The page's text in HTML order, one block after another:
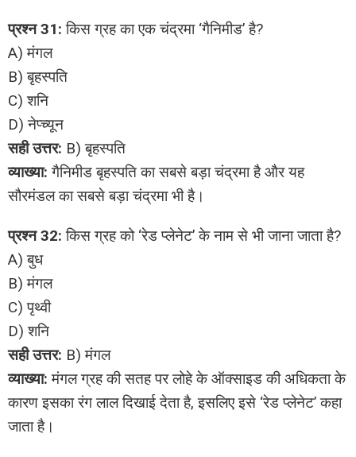
प्रश्न 31: किस ग्रह का एक चंद्रमा ‘गैनिमीड’ है?
A) मंगल
B) बृहस्पति
C) शनि
D) नेप्च्यून
सही उत्तर: B) बृहस्पति
व्याख्या: गैनिमीड बृहस्पति का सबसे बड़ा चंद्रमा है और यह
सौरमंडल का सबसे बड़ा चंद्रमा भी है।
प्रश्न 32: किस ग्रह को ‘रेड प्लेनेट’ के नाम से भी जाना जाता है?
A) बुध
B) मंगल
C) पृथ्वी
D) शनि
सही उत्तर: B) मंगल
व्याख्या: मंगल ग्रह की सतह पर लोहे के ऑक्साइड की अधिकता के
कारण इसका रंग लाल दिखाई देता है, इसलिए इसे ‘रेड प्लेनेट’ कहा
जाता है।